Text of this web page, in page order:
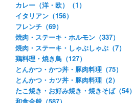
カレー（洋・欧）（1）
イタリアン（156）
フレンチ（69）
焼肉・ステーキ・ホルモン（337）
焼肉・ステーキ・しゃぶしゃぶ（7）
鶏料理・焼き鳥（127）
とんかつ・かつ丼・豚肉料理（75）
とんかつ・カツ丼・豚肉料理（2）
たこ焼き・お好み焼き・焼きそば（54）